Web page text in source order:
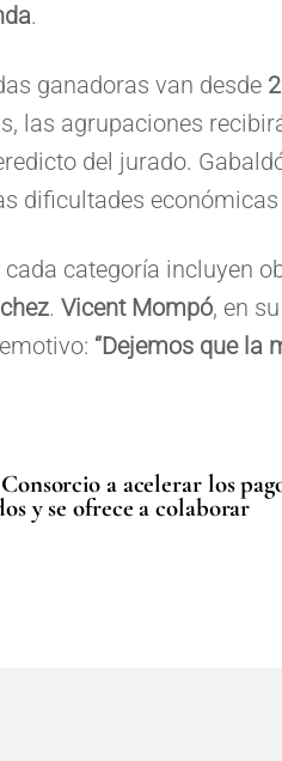
.
ganadoras van desde
las agrupaciones
del jurado.
dificultades
categoría incluyen
. Vicent Mompó, en
“Dejemos que la
a acelerar los
y se ofrece a colaborar